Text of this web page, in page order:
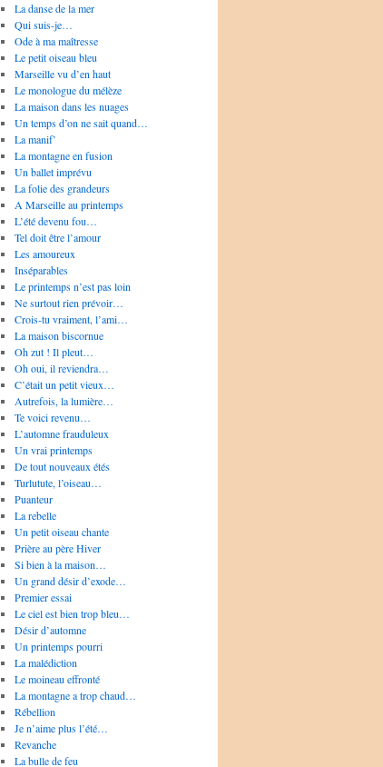
La danse de la mer
Qui suis-je…
Ode à ma maîtresse
Le petit oiseau bleu
Marseille vu d’en haut
Le monologue du mélèze
La maison dans les nuages
Un temps d’on ne sait quand…
La manif’
La montagne en fusion
Un ballet imprévu
La folie des grandeurs
A Marseille au printemps
L’été devenu fou…
Tel doit être l’amour
Les amoureux
Inséparables
Le printemps n’est pas loin
Ne surtout rien prévoir…
Crois-tu vraiment, l’ami…
La maison biscornue
Oh zut ! Il pleut…
Oh oui, il reviendra…
C’était un petit vieux…
Autrefois, la lumière…
Te voici revenu…
L’automne frauduleux
Un vrai printemps
De tout nouveaux étés
Turlutute, l’oiseau…
Puanteur
La rebelle
Un petit oiseau chante
Prière au père Hiver
Si bien à la maison…
Un grand désir d’exode…
Premier essai
Le ciel est bien trop bleu…
Désir d’automne
Un printemps pourri
La malédiction
Le moineau effronté
La montagne a trop chaud…
Rébellion
Je n’aime plus l’été…
Revanche
La bulle de feu